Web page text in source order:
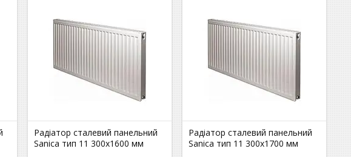
Радіатор сталевий панельний
Sanica тип 11 300х1600 мм
Радіатор сталевий панельний
Sanica тип 11 300х1700 мм